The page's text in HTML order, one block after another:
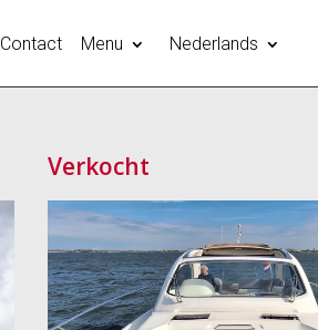
Contact Menu Nederlands
Verkocht